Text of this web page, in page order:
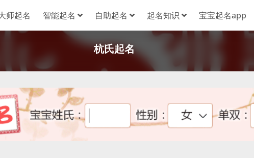
师起名 智能起名 自助起名 起名知识 宝宝起名app
杭氏起名